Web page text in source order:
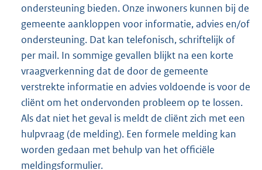
ondersteuning bieden. Onze inwoners kunnen bij de
gemeente aankloppen voor informatie, advies en/of
ondersteuning. Dat kan telefonisch, schriftelijk of
per mail. In sommige gevallen blijkt na een korte
vraagverkenning dat de door de gemeente
verstrekte informatie en advies voldoende is voor de
cliënt om het ondervonden probleem op te lossen.
Als dat niet het geval is meldt de cliënt zich met een
hulpvraag (de melding). Een formele melding kan
worden gedaan met behulp van het officiële
meldingsformulier.